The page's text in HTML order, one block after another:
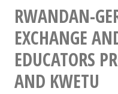
(18-
30
Jahre)
nach
Ruanda
-17.10.2021
RWANDAN-
EXCHANGE
EDUCATORS
AND KWETU